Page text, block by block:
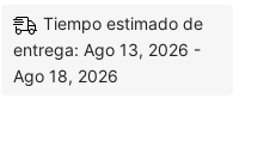
Tiempo estimado de
entrega: Ago 13, 2026 -
Ago 18, 2026